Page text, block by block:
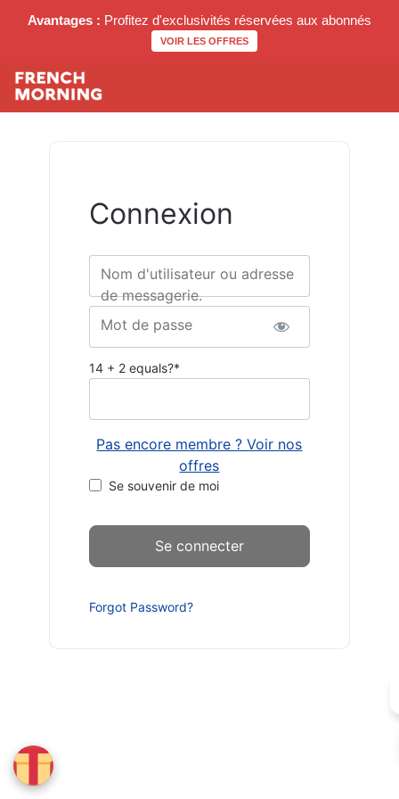
Avantages : Profitez d'exclusivités réservées aux abonnés
VOIR LES OFFRES
Connexion
Nom d'utilisateur ou adresse
de messagerie.
Mot de passe
14 + 2 equals?*
Pas encore membre ? Voir nos
offres
Se souvenir de moi
Forgot Password?